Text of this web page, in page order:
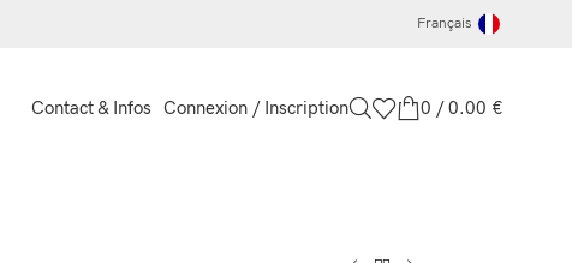
Français
Contact & Infos Connexion / Inscription 0 / 0.00 €